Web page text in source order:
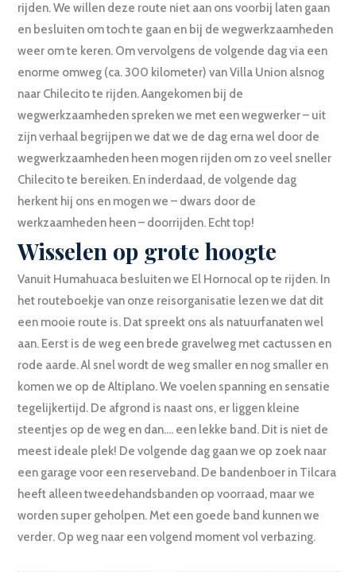
rijden. We willen deze route niet aan ons voorbij laten gaan
en besluiten om toch te gaan en bij de wegwerkzaamheden
weer om te keren. Om vervolgens de volgende dag via een
enorme omweg (ca. 300 kilometer) van Villa Union alsnog
naar Chilecito te rijden. Aangekomen bij de
wegwerkzaamheden spreken we met een wegwerker – uit
zijn verhaal begrijpen we dat we de dag erna wel door de
wegwerkzaamheden heen mogen rijden om zo veel sneller
Chilecito te bereiken. En inderdaad, de volgende dag
herkent hij ons en mogen we – dwars door de
werkzaamheden heen – doorrijden. Echt top!
Wisselen op grote hoogte
Vanuit Humahuaca besluiten we El Hornocal op te rijden. In
het routeboekje van onze reisorganisatie lezen we dat dit
een mooie route is. Dat spreekt ons als natuurfanaten wel
aan. Eerst is de weg een brede gravelweg met cactussen en
rode aarde. Al snel wordt de weg smaller en nog smaller en
komen we op de Altiplano. We voelen spanning en sensatie
tegelijkertijd. De afgrond is naast ons, er liggen kleine
steentjes op de weg en dan…. een lekke band. Dit is niet de
meest ideale plek! De volgende dag gaan we op zoek naar
een garage voor een reserveband. De bandenboer in Tilcara
heeft alleen tweedehandsbanden op voorraad, maar we
worden super geholpen. Met een goede band kunnen we
verder. Op weg naar een volgend moment vol verbazing.